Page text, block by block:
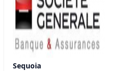
Sequoia